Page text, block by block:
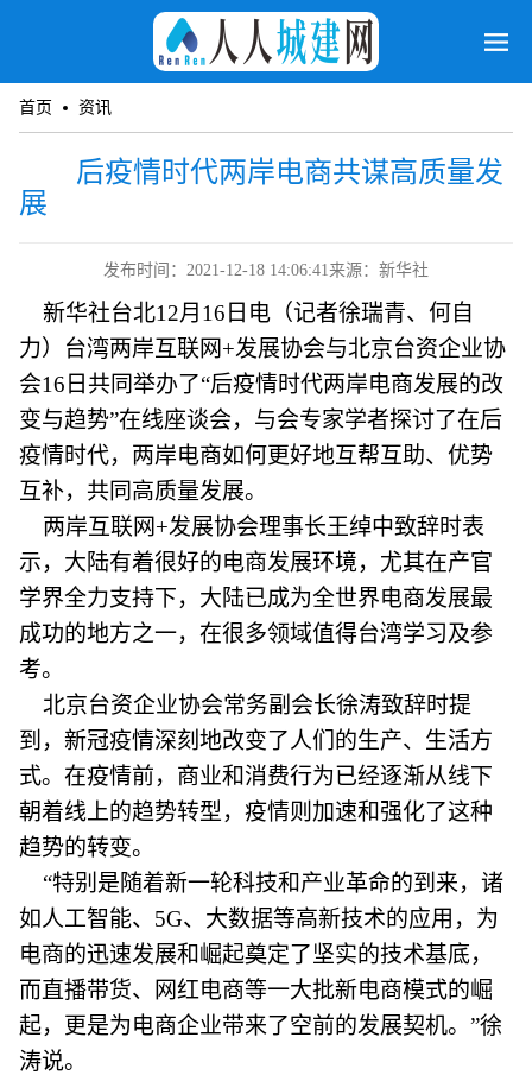
首页 资讯
后疫情时代两岸电商共谋高质量发
展
发布时间：2021-12-18 14:06:41来源：新华社
新华社台北12月16日电（记者徐瑞青、何自
力）台湾两岸互联网+发展协会与北京台资企业协
会16日共同举办了“后疫情时代两岸电商发展的改
变与趋势”在线座谈会，与会专家学者探讨了在后
疫情时代，两岸电商如何更好地互帮互助、优势
互补，共同高质量发展。
两岸互联网+发展协会理事长王绰中致辞时表
示，大陆有着很好的电商发展环境，尤其在产官
学界全力支持下，大陆已成为全世界电商发展最
成功的地方之一，在很多领域值得台湾学习及参
考。
北京台资企业协会常务副会长徐涛致辞时提
到，新冠疫情深刻地改变了人们的生产、生活方
式。在疫情前，商业和消费行为已经逐渐从线下
朝着线上的趋势转型，疫情则加速和强化了这种
趋势的转变。
“特别是随着新一轮科技和产业革命的到来，诸
如人工智能、5G、大数据等高新技术的应用，为
电商的迅速发展和崛起奠定了坚实的技术基底，
而直播带货、网红电商等一大批新电商模式的崛
起，更是为电商企业带来了空前的发展契机。”徐
涛说。